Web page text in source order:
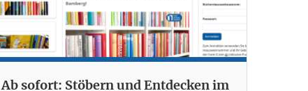
Ab sofort: Stöbern und Entdecken im